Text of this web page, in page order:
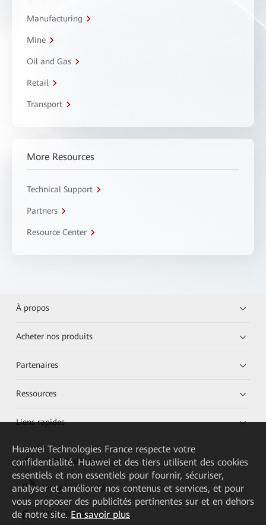
Manufacturing
Mine
Oil and Gas
Retail
Transport
More Resources
Technical Support
Partners
Resource Center
À propos
Acheter nos produits
Partenaires
Ressources
Liens rapides
HUAWEI eKit App
Huawei HiKnow App
HUAWEI eFly App
Huawei Technologies France respecte votre
confidentialité. Huawei et des tiers utilisent des cookies
essentiels et non essentiels pour fournir, sécuriser,
analyser et améliorer nos contenus et services, et pour
vous proposer des publicités pertinentes sur et en dehors
de notre site. En savoir plus